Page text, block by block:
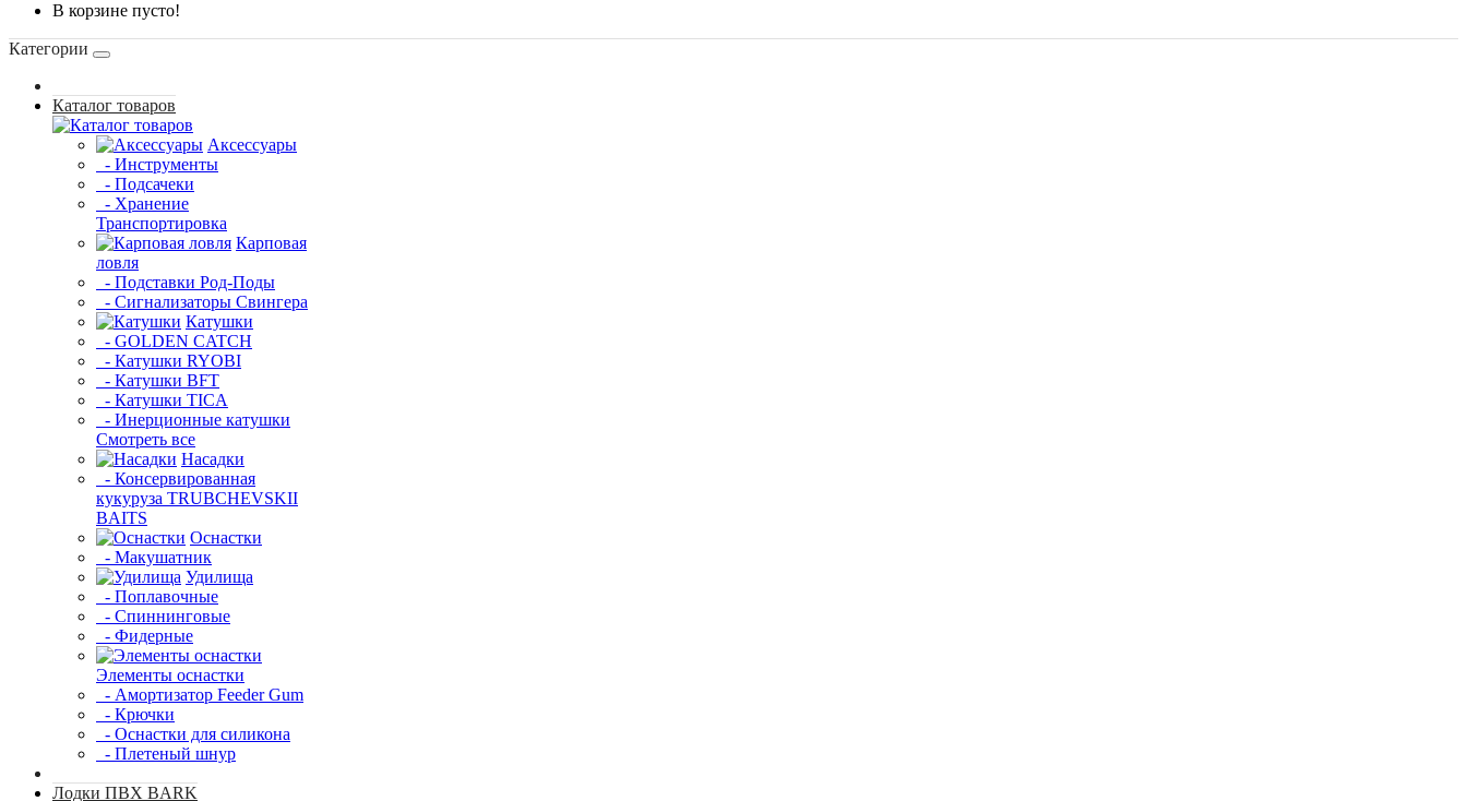
В корзине пусто!
Категории
Каталог товаров
Аксессуары
- Инструменты
- Подсачеки
- Хранение
Транспортировка
Карповая
ловля
- Подставки Род-Поды
- Сигнализаторы Свингера
Катушки
- GOLDEN CATCH
- Катушки RYOBI
- Катушки BFT
- Катушки TICA
- Инерционные катушки
Смотреть все
Насадки
- Консервированная
кукуруза TRUBCHEVSKII
BAITS
Оснастки
- Макушатник
Удилища
- Поплавочные
- Спиннинговые
- Фидерные
Элементы оснастки
- Амортизатор Feeder Gum
- Крючки
- Оснастки для силикона
- Плетеный шнур
Лодки ПВХ BARK